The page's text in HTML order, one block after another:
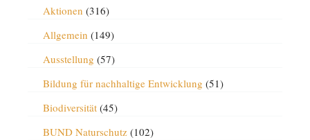
Aktionen (316)
Allgemein (149)
Ausstellung (57)
Bildung für nachhaltige Entwicklung (51)
Biodiversität(45)
BUND Naturschutz(102)